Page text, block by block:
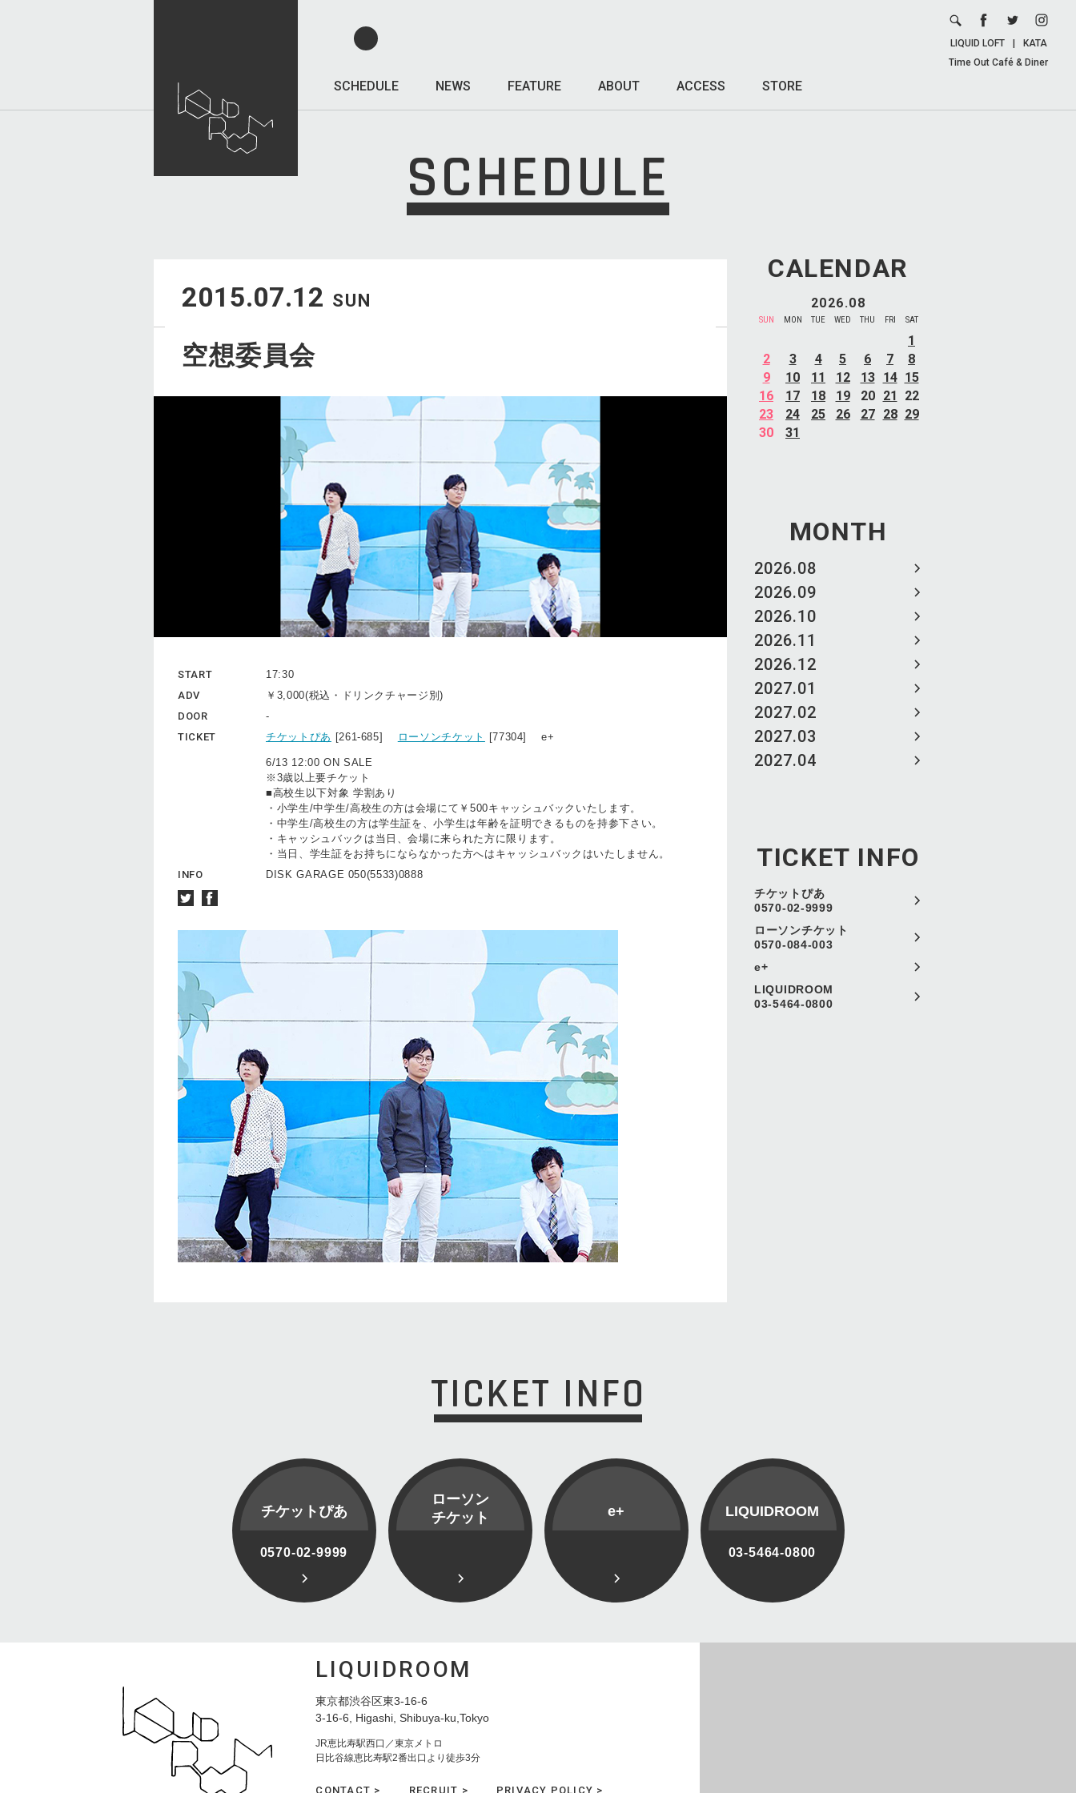
SCHEDULE NEWS FEATURE ABOUT ACCESS STORE
LIQUID LOFT
KATA
Time Out Café & Diner
SCHEDULE
CALENDAR
2026.08
SUN MON TUE WED THU FRI SAT
1
2
3 4 5 6 7
8
9
10 11 12 13 14 15
16
17 18 19 20 21
22
23
24 25 26 27 28 29
30
31
MONTH
2026.08
2026.09
2026.10
2026.11
2026.12
2027.01
2027.02
2027.03
2027.04
TICKET INFO
チケットぴあ
0570-02-9999
ローソンチケット
0570-084-003
e+
LIQUIDROOM
03-5464-0800
2015.07.12 SUN
空想委員会
START
17:30
ADV
￥3,000(税込・ドリンクチャージ別)
DOOR
-
TICKET
チケットぴあ [261-685] ローソンチケット [77304] e+
6/13 12:00 ON SALE
※3歳以上要チケット
■高校生以下対象 学割あり
・小学生/中学生/高校生の方は会場にて￥500キャッシュバックいたします。
・中学生/高校生の方は学生証を、小学生は年齢を証明できるものを持参下さい。
・キャッシュバックは当日、会場に来られた方に限ります。
・当日、学生証をお持ちにならなかった方へはキャッシュバックはいたしません。
INFO
DISK GARAGE 050(5533)0888
TICKET INFO
チケットぴあ
0570-02-9999
ローソン
チケット
e+ LIQUIDROOM
03-5464-0800
LIQUIDROOM
東京都渋谷区東3-16-6
3-16-6, Higashi, Shibuya-ku,Tokyo
JR恵比寿駅西口／東京メトロ
日比谷線恵比寿駅2番出口より徒歩3分
CONTACT > RECRUIT > PRIVACY POLICY >